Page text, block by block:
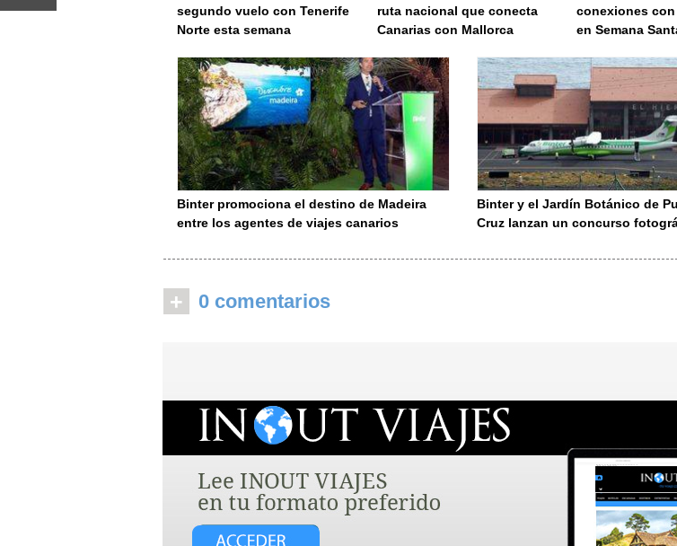
segundo vuelo con Tenerife
Norte esta semana
ruta nacional que conecta
Canarias con Mallorca
conexiones con
en Semana
Binter promociona el destino de Madeira
entre los agentes de viajes canarios
Binter y el Jardín Botánico de
Cruz lanzan un concurso
+ 0 comentarios